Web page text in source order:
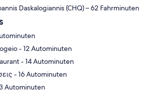
Daskalogiannis (CHQ) – 62 Fahrminuten
- ‬12 Autominuten
‪Ioannis Kafenagogeio - ‬12 Autominuten
‪Alexandros Restaurant - ‬14 Autominuten
‪Μπουκιά & Γεύσεις - ‬16 Autominuten
Καφέ - ‬13 Autominuten